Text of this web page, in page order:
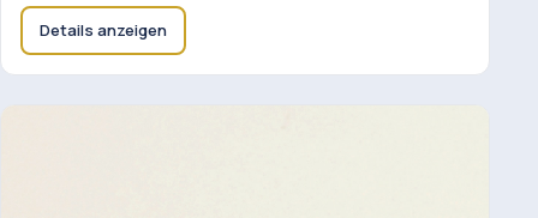
Details anzeigen